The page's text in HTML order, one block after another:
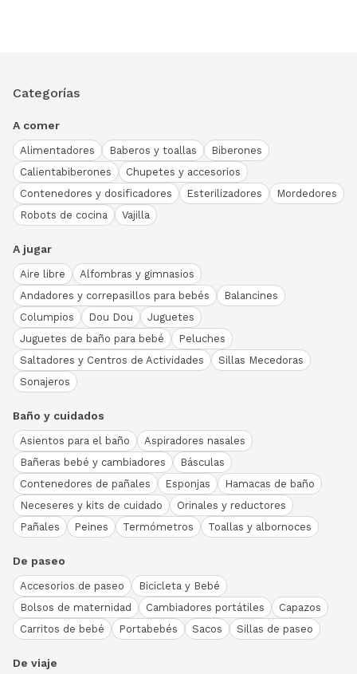
Categorías
A comer
Alimentadores Baberos y toallas
Biberones
Calientabiberones
Chupetes y accesorios
Contenedores y dosificadores
Esterilizadores
Mordedores
Robots de cocina
Vajilla
A jugar
Aire libre
Alfombras y gimnasios
Andadores y correpasillos para bebés
Balancines
Columpios
Dou Dou
Juguetes
Juguetes de baño para bebé
Peluches
Saltadores y Centros de Actividades
Sillas Mecedoras
Sonajeros
Baño y cuidados
Asientos para el baño
Aspiradores nasales
Bañeras bebé y cambiadores
Básculas
Contenedores de pañales
Esponjas
Hamacas de baño
Neceseres y kits de cuidado
Orinales y reductores
Pañales
Peines Termómetros Toallas y albornoces
De paseo
Accesorios de paseo
Bicicleta y Bebé
Bolsos de maternidad
Cambiadores portátiles
Capazos
Carritos de bebé
Portabebés Sacos Sillas de paseo
De viaje